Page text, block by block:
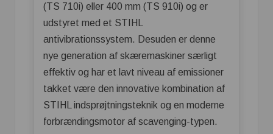
(TS 710i) eller 400 mm (TS 910i) og er
udstyret med et STIHL
antivibrationssystem. Desuden er denne
nye generation af skæremaskiner særligt
effektiv og har et lavt niveau af emissioner
takket være den innovative kombination af
STIHL indsprøjtningsteknik og en moderne
forbrændingsmotor af scavenging-typen.